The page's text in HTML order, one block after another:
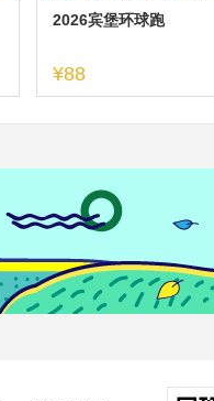
2026宾堡环球跑
¥88